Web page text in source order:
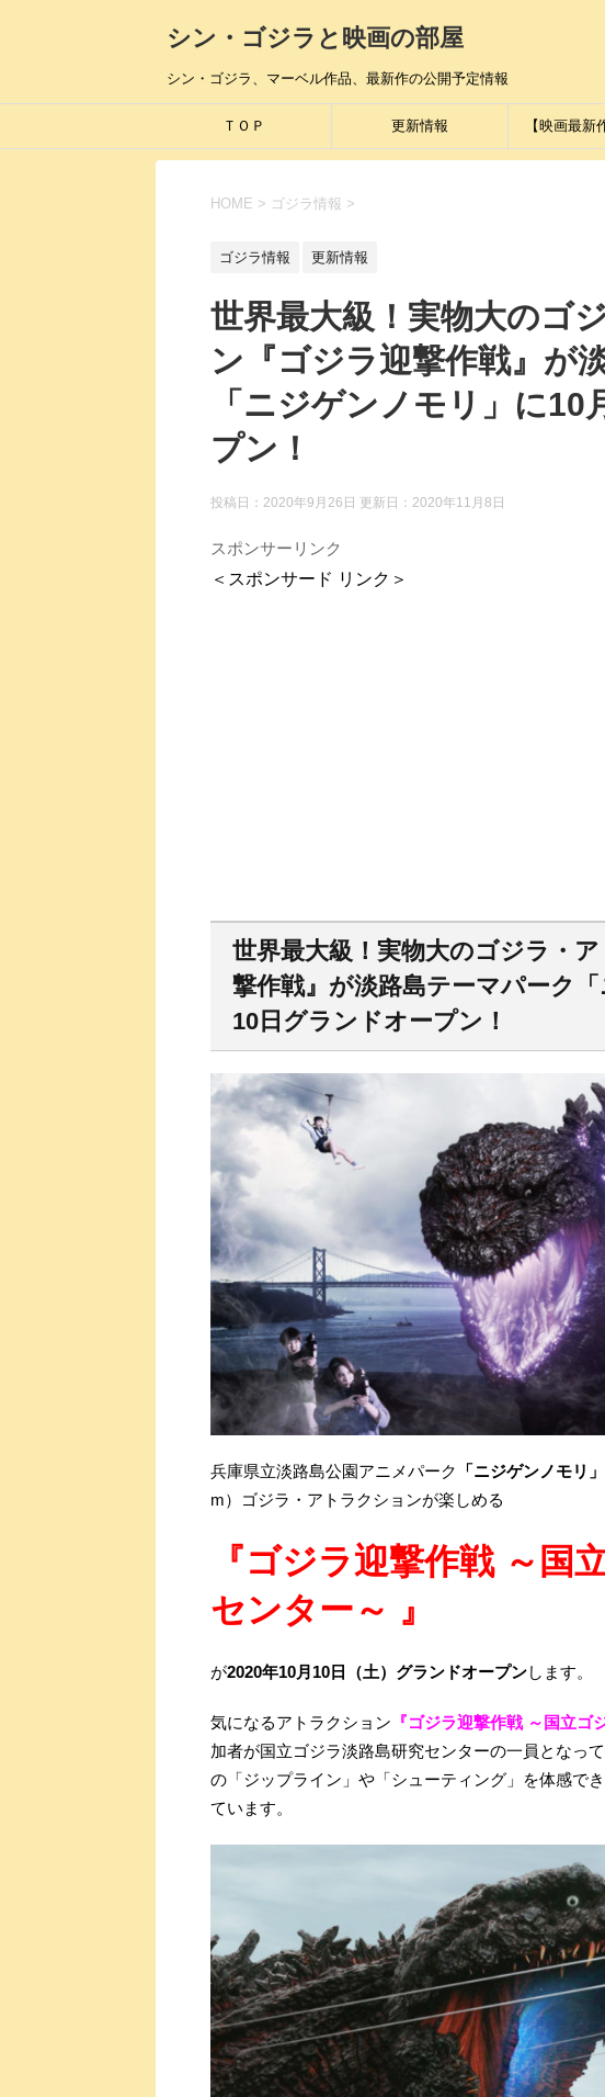
シン・ゴジラと映画の部屋
シン・ゴジラ、マーベル作品、最新作の公開予定情報
ＴＯＰ 更新情報 【映画最新
HOME > ゴジラ情報 >
ゴジラ情報 更新情報
世界最大級！実物大のゴ
ン『ゴジラ迎撃作戦』が
「ニジゲンノモリ」に
プン！
投稿日：2020年9月26日 更新日： 2020年11月8日
スポンサーリンク
＜スポンサード リンク＞
世界最大級！実物大のゴジラ・
撃作戦』が淡路島テーマパーク
10日グランドオープン！
兵庫県立淡路島公園アニメパーク 「ニジゲンノモリ」
m）ゴジラ・アトラクションが楽しめる
『ゴジラ迎撃作戦 ～国
センター～ 』
が2020年10月10日（土）グランドオープンします。
気になるアトラクション 『ゴジラ迎撃作戦 ～国立ゴ
加者が国立ゴジラ淡路島研究センターの一員となっ
の「ジップライン」や「シューティング」を体感で
ています。